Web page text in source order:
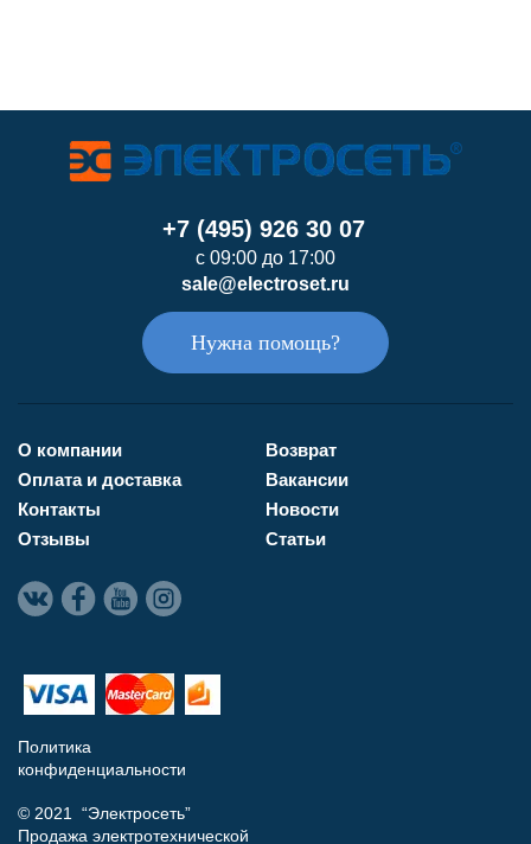
+7 (495) 926 30 07
с 09:00 до 17:00
sale@electroset.ru
Нужна помощь?
О компании
Оплата и доставка
Контакты
Отзывы
Возврат
Вакансии
Новости
Статьи
Политика
конфиденциальности
© 2021 “Электросеть”
Продажа электротехнической